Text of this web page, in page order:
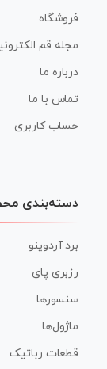
فروشگاه
مجله قم
درباره ما
تماس با ما
حساب کاربری
دسته‌بندی
برد آردوینو
رزبری پای
سنسورها
ماژول‌ها
قطعات رباتیک